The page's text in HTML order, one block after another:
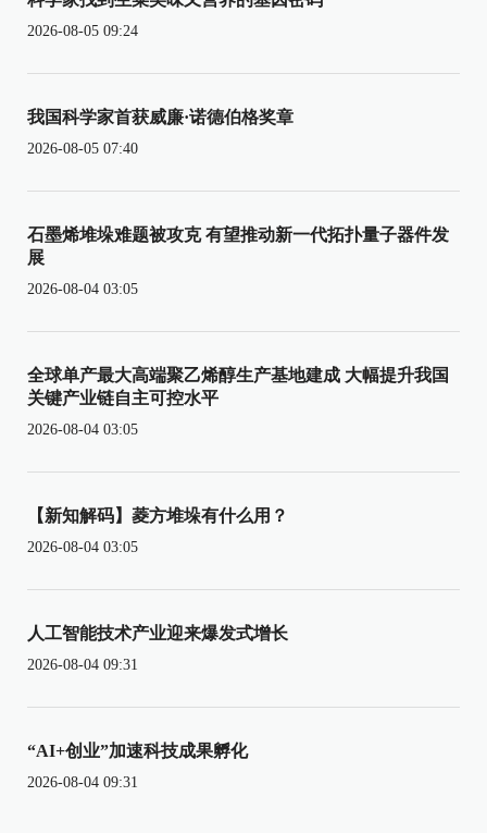
2026-08-05 09:24
我国科学家首获威廉·诺德伯格奖章
2026-08-05 07:40
石墨烯堆垛难题被攻克 有望推动新一代拓扑量子器件发
展
2026-08-04 03:05
全球单产最大高端聚乙烯醇生产基地建成 大幅提升我国
关键产业链自主可控水平
2026-08-04 03:05
【新知解码】菱方堆垛有什么用？
2026-08-04 03:05
人工智能技术产业迎来爆发式增长
2026-08-04 09:31
“AI+创业”加速科技成果孵化
2026-08-04 09:31